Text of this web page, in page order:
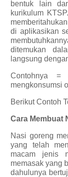
bentuk lain
kurikulum
di aplikasikan
ditemukan
langsung
Contohnya =
mengkonsumsi
Berikut Contoh
Cara Membuat
Nasi goreng
yang telah
macam jenis
memasak yang
dahulunya